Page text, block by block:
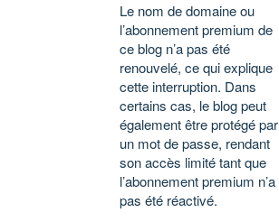
Le nom de domaine ou
l’abonnement premium de
ce blog n’a pas été
renouvelé, ce qui explique
cette interruption. Dans
certains cas, le blog peut
également être protégé par
un mot de passe, rendant
son accès limité tant que
l’abonnement premium n’a
pas été réactivé.